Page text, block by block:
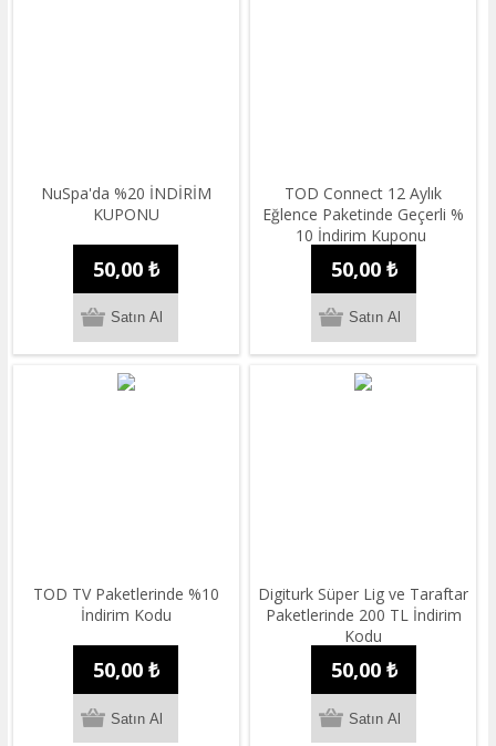
NuSpa'da %20 İNDİRİM
KUPONU
50,00 ₺
TOD Connect 12 Aylık
Eğlence Paketinde Geçerli %
10 İndirim Kuponu
50,00 ₺
TOD TV Paketlerinde %10
İndirim Kodu
50,00 ₺
Digiturk Süper Lig ve Taraftar
Paketlerinde 200 TL İndirim
Kodu
50,00 ₺